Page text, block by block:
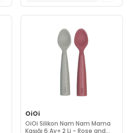
OiOi
OiOi Silikon Nam Nam Mama
Kaşığı 6 Ay+ 2 Li - Rose and